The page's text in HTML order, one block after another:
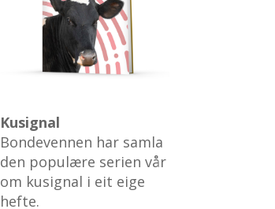
Kusignal
Bondevennen har samla
den populære serien vår
om kusignal i eit eige
hefte.